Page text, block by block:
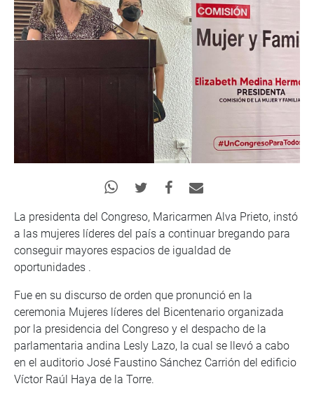
La presidenta del Congreso, Maricarmen Alva Prieto, instó
a las mujeres líderes del país a continuar bregando para
conseguir mayores espacios de igualdad de
oportunidades .
Fue en su discurso de orden que pronunció en la
ceremonia Mujeres líderes del Bicentenario organizada
por la presidencia del Congreso y el despacho de la
parlamentaria andina Lesly Lazo, la cual se llevó a cabo
en el auditorio José Faustino Sánchez Carrión del edificio
Víctor Raúl Haya de la Torre.